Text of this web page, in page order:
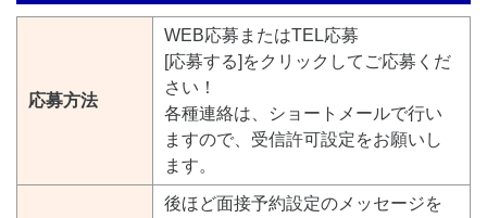
応募方法
WEB応募またはTEL応募
[応募する]をクリックしてご応募くだ
さい！
各種連絡は、ショートメールで行い
ますので、受信許可設定をお願いし
ます。
後ほど面接予約設定のメッセージを